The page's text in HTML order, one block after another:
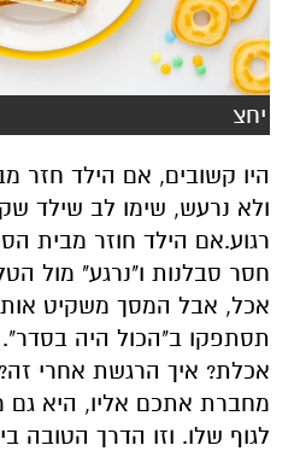
יחצ
היו קשובים, אם הילד חזר
ולא נרעש, שימו לב שילד
רגוע.אם הילד חוזר מבית
חסר סבלנות ו"נרגע" מול
אכל, אבל המסך משקיט
תסתפקו ב"הכול היה
אכלת? איך הרגשת אחרי
מחברת אתכם אליו, היא גם
לגוף שלו. וזו הדרך הטובה